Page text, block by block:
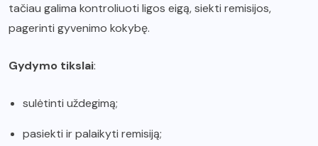
tačiau galima kontroliuoti ligos eigą, siekti remisijos,
pagerinti gyvenimo kokybę.
Gydymo tikslai:
sulėtinti uždegimą;
pasiekti ir palaikyti remisiją;